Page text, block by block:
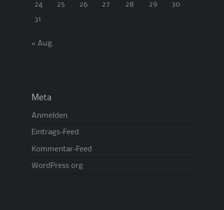
24 25 26 27 28 29 30
31
« Aug.
Meta
Anmelden
Eintrags-Feed
Kommentar-Feed
WordPress.org